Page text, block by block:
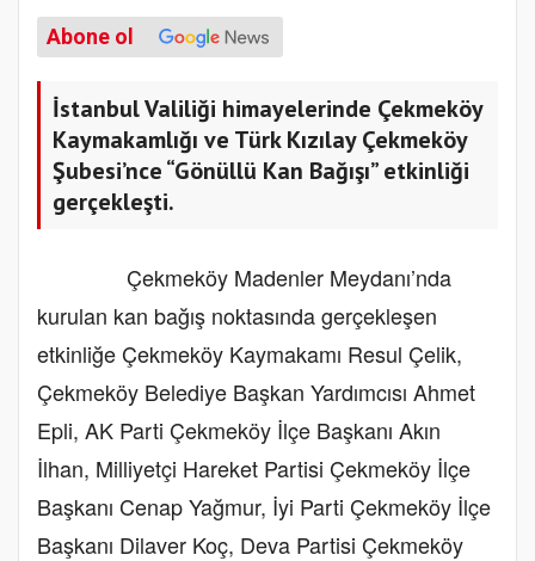
Abone ol
İstanbul Valiliği himayelerinde Çekmeköy
Kaymakamlığı ve Türk Kızılay Çekmeköy
Şubesi’nce “Gönüllü Kan Bağışı” etkinliği
gerçekleşti.
Çekmeköy Madenler Meydanı’nda
kurulan kan bağış noktasında gerçekleşen
etkinliğe Çekmeköy Kaymakamı Resul Çelik,
Çekmeköy Belediye Başkan Yardımcısı Ahmet
Epli, AK Parti Çekmeköy İlçe Başkanı Akın
İlhan, Milliyetçi Hareket Partisi Çekmeköy İlçe
Başkanı Cenap Yağmur, İyi Parti Çekmeköy İlçe
Başkanı Dilaver Koç, Deva Partisi Çekmeköy